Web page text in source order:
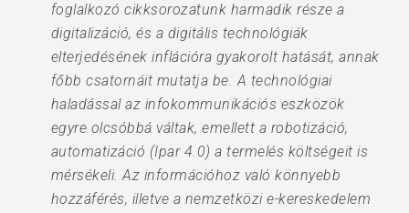
foglalkozó cikksorozatunk harmadik része a
digitalizáció, és a digitális technológiák
elterjedésének inflációra gyakorolt hatását, annak
főbb csatornáit mutatja be. A technológiai
haladással az infokommunikációs eszközök
egyre olcsóbbá váltak, emellett a robotizáció,
automatizáció (Ipar 4.0) a termelés költségeit is
mérsékeli. Az információhoz való könnyebb
hozzáférés, illetve a nemzetközi e-kereskedelem